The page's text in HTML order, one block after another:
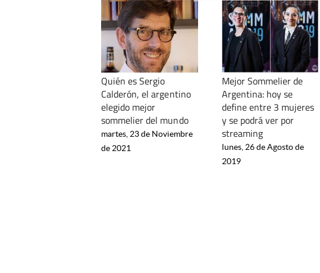
Quién es Sergio
Calderón, el argentino
elegido mejor
sommelier del mundo
martes, 23 de Noviembre
de 2021
Mejor Sommelier de
Argentina: hoy se
define entre 3 mujeres
y se podrá ver por
streaming
lunes, 26 de Agosto de
2019